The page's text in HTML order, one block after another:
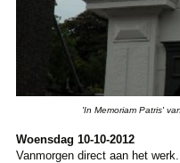
'In Memoriam Patris'
Woensdag 10-10-2012
Vanmorgen direct aan het